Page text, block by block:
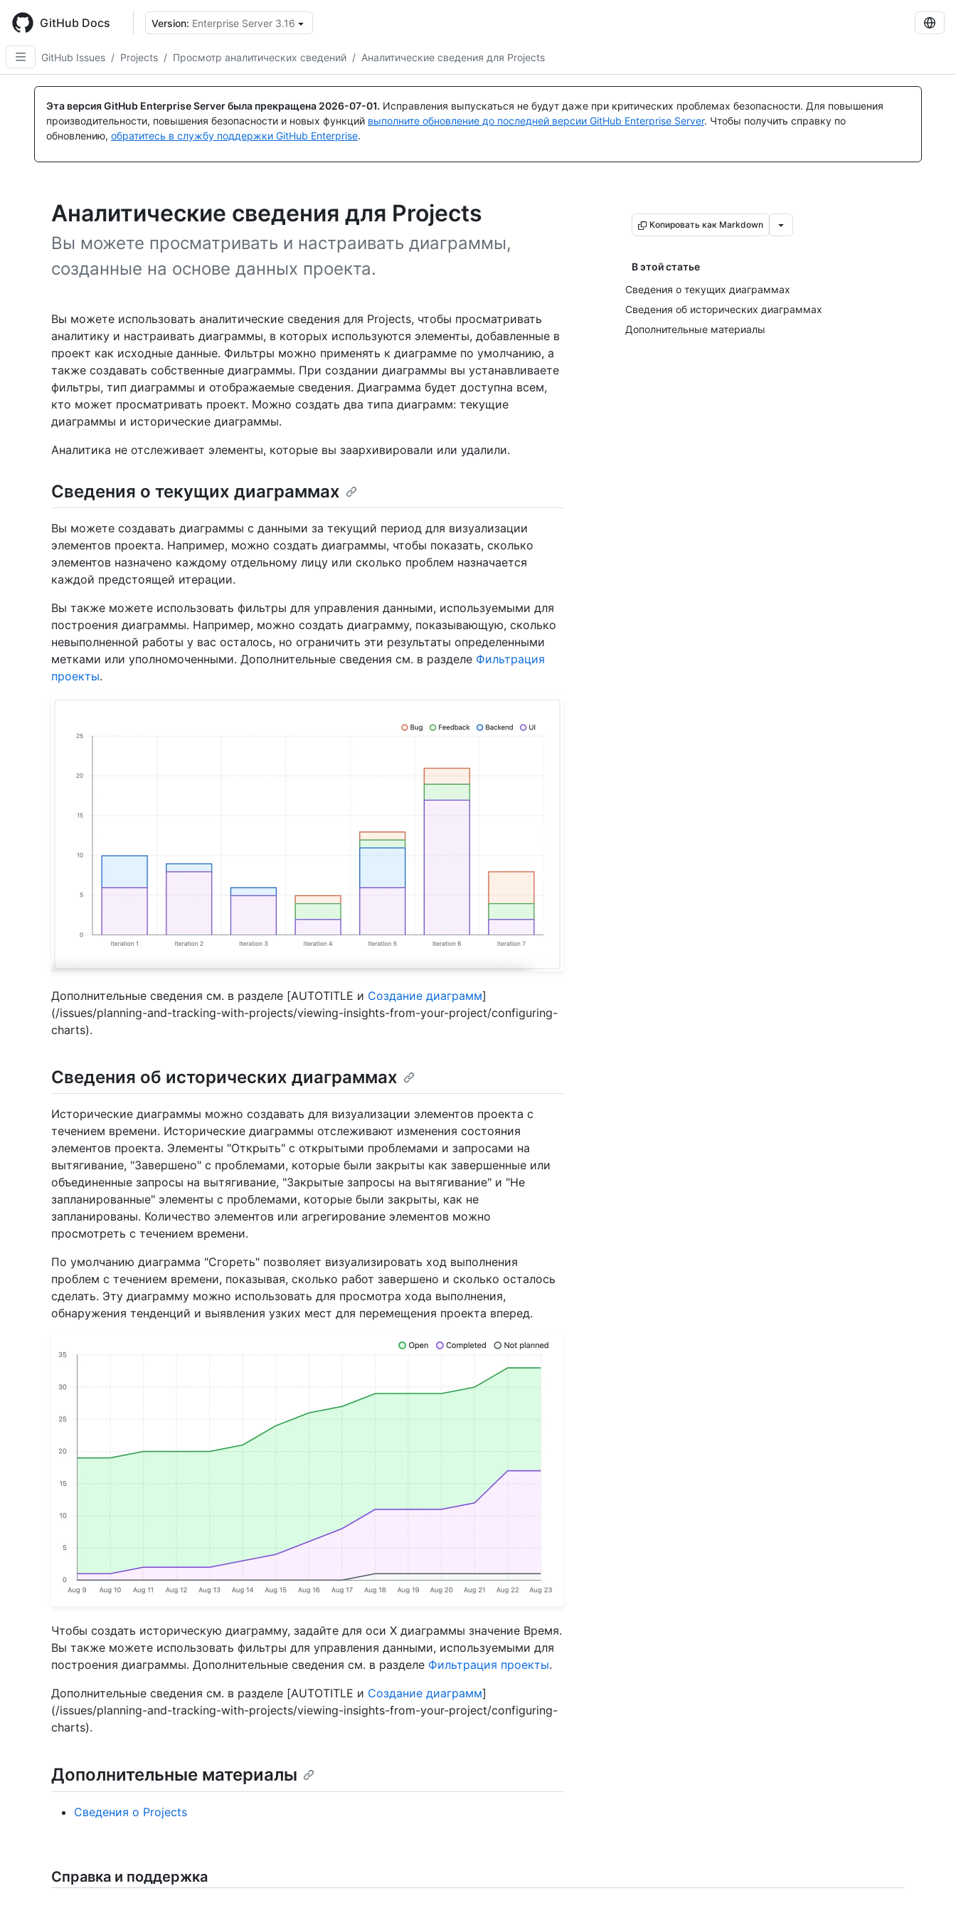
main
content
GitHub Docs Version: Enterprise Server 3.16
GitHub Issues / Projects / Просмотр аналитических сведений / Аналитические сведения для Projects
Эта версия GitHub Enterprise Server была прекращена 2026-07-01. Исправления выпускаться не будут даже при критических проблемах безопасности. Для повышения
производительности, повышения безопасности и новых функций выполните обновление до последней версии GitHub Enterprise Server. Чтобы получить справку по
обновлению, обратитесь в службу поддержки GitHub Enterprise.
Аналитические сведения для Projects
Вы можете просматривать и настраивать диаграммы,
созданные на основе данных проекта.
Копировать как Markdown
В этой статье
Сведения о текущих диаграммах
Сведения об исторических диаграммах
Дополнительные материалы
Вы можете использовать аналитические сведения для Projects, чтобы просматривать
аналитику и настраивать диаграммы, в которых используются элементы, добавленные в
проект как исходные данные. Фильтры можно применять к диаграмме по умолчанию, а
также создавать собственные диаграммы. При создании диаграммы вы устанавливаете
фильтры, тип диаграммы и отображаемые сведения. Диаграмма будет доступна всем,
кто может просматривать проект. Можно создать два типа диаграмм: текущие
диаграммы и исторические диаграммы.
Аналитика не отслеживает элементы, которые вы заархивировали или удалили.
Сведения о текущих диаграммах
Вы можете создавать диаграммы с данными за текущий период для визуализации
элементов проекта. Например, можно создать диаграммы, чтобы показать, сколько
элементов назначено каждому отдельному лицу или сколько проблем назначается
каждой предстоящей итерации.
Вы также можете использовать фильтры для управления данными, используемыми для
построения диаграммы. Например, можно создать диаграмму, показывающую, сколько
невыполненной работы у вас осталось, но ограничить эти результаты определенными
метками или уполномоченными. Дополнительные сведения см. в разделе Фильтрация
проекты.
Дополнительные сведения см. в разделе [AUTOTITLE и Создание диаграмм]
(/issues/planning-and-tracking-with-projects/viewing-insights-from-your-project/configuring-
charts).
Сведения об исторических диаграммах
Исторические диаграммы можно создавать для визуализации элементов проекта с
течением времени. Исторические диаграммы отслеживают изменения состояния
элементов проекта. Элементы "Открыть" с открытыми проблемами и запросами на
вытягивание, "Завершено" с проблемами, которые были закрыты как завершенные или
объединенные запросы на вытягивание, "Закрытые запросы на вытягивание" и "Не
запланированные" элементы с проблемами, которые были закрыты, как не
запланированы. Количество элементов или агрегирование элементов можно
просмотреть с течением времени.
По умолчанию диаграмма "Сгореть" позволяет визуализировать ход выполнения
проблем с течением времени, показывая, сколько работ завершено и сколько осталось
сделать. Эту диаграмму можно использовать для просмотра хода выполнения,
обнаружения тенденций и выявления узких мест для перемещения проекта вперед.
Чтобы создать историческую диаграмму, задайте для оси X диаграммы значение Время.
Вы также можете использовать фильтры для управления данными, используемыми для
построения диаграммы. Дополнительные сведения см. в разделе Фильтрация проекты.
Дополнительные сведения см. в разделе [AUTOTITLE и Создание диаграмм]
(/issues/planning-and-tracking-with-projects/viewing-insights-from-your-project/configuring-
charts).
Дополнительные материалы
Сведения о Projects
Справка и поддержка